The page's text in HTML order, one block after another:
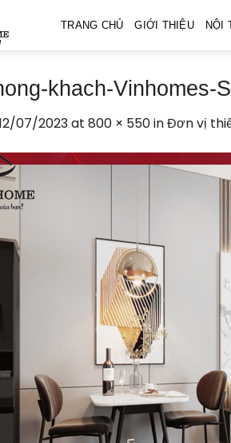
TRANG CHỦ GIỚI THIỆU NỘI
khach-Vinhomes-
07/2023at 800 × 550inĐơn vị